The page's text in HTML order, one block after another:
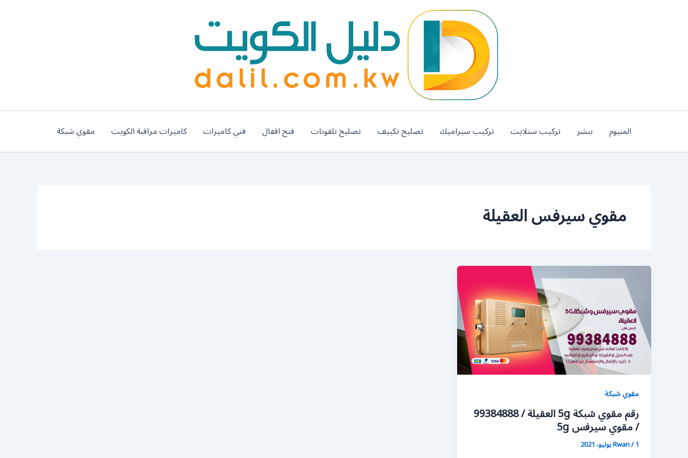
المنيوم بنشر تركيب ستلايت تركيب سيراميك تصليح تكييف تصليح تلفونات فتح اقفال فني كاميرات كاميرات مراقبة الكويت مقوي شبكة
مقوي سيرفس العقيلة
مقوي شبكة
رقم مقوي شبكة 5g العقيلة / 99384888
/ مقوي سيرفس 5g
Rwan/1 يوليو، 2021